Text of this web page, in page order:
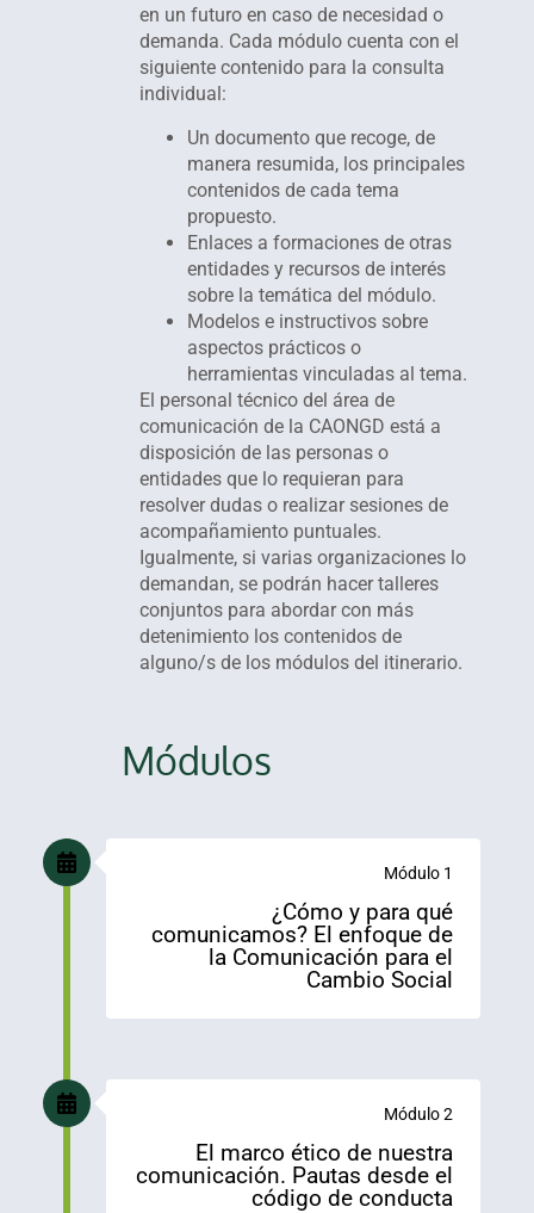
Módulos
Módulo 1
¿Cómo y para qué
comunicamos? El enfoque de
la Comunicación para el
Cambio Social
Módulo 2
El marco ético de nuestra
comunicación. Pautas desde el
código de conducta
en un futuro en caso de necesidad o
demanda. Cada módulo cuenta con el
siguiente contenido para la consulta
individual:
Un documento que recoge, de
manera resumida, los principales
contenidos de cada tema
propuesto.
Enlaces a formaciones de otras
entidades y recursos de interés
sobre la temática del módulo.
Modelos e instructivos sobre
aspectos prácticos o
herramientas vinculadas al tema.
El personal técnico del área de
comunicación de la CAONGD está a
disposición de las personas o
entidades que lo requieran para
resolver dudas o realizar sesiones de
acompañamiento puntuales.
Igualmente, si varias organizaciones lo
demandan, se podrán hacer talleres
conjuntos para abordar con más
detenimiento los contenidos de
alguno/s de los módulos del itinerario.